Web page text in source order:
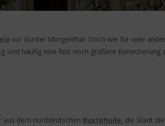
vor Gunter Morgenthal. Doch wie für viele
sind häufig eine fast noch größere Bereicherung
aus dem norddeutschen Buxtehude, die Stadt